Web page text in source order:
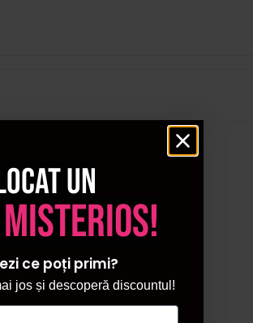
un
ce poți primi?
jos și descoperă discountul!